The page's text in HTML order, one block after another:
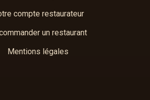
compte restaurateur
un restaurant
Mentions légales